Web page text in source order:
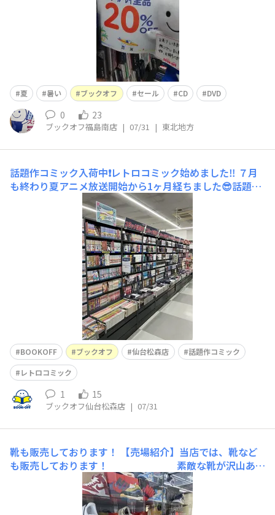
夏 暑い ブックオフ セール CD DVD
0 23
ブックオフ福島南店 | 07/31 | 東北地方
話題作コミック入荷中❗️レトロコミック始めました‼️ ７月
も終わり夏アニメ放送開始から1ヶ月経ちました😎話題の
アニメや人気シリーズの原作漫画なども多数取り扱ってお
ります❗️また、レトロコミックコーナーが出来ました📕ち
ょっと状態は悪いけど当時のデザインの物などもありま
す。マニアの方は是非是非❗️また、文庫版コミックの棚が
移動しました💨以前あったコミックの
BOOKOFF ブックオフ 仙台松森店
話題作コミック
レトロコミック
1 15
ブックオフ仙台松森店 | 07/31
靴も販売しております！
【売場紹介】当店では、靴など
も販売しております！ 素敵な靴が沢山あり
ますのでぜひお越しください！！